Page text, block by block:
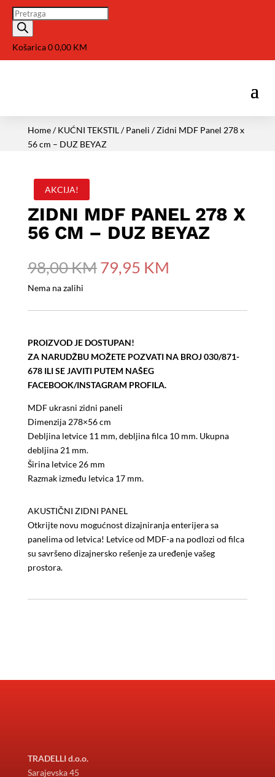
Pretraga
Košarica00,00 KM
Home/KUĆNI TEKSTIL/Paneli / Zidni MDF Panel 278 x
56 cm – DUZ BEYAZ
AKCIJA!
ZIDNI MDF PANEL 278 X
56 CM – DUZ BEYAZ
98,00KMIzvorna
cijena
je:
79,95 KM
79,95 KM.
Nema na zalihi
PROIZVOD JE DOSTUPAN!
ZA NARUDŽBU MOŽETE POZVATI NA BROJ 030/871-
678 ILI SE JAVITI PUTEM NAŠEG
FACEBOOK/INSTAGRAM PROFILA.
MDF ukrasni zidni paneli
Dimenzija 278×56 cm
Debljina letvice 11 mm, debljina filca 10 mm. Ukupna
debljina 21 mm.
Širina letvice 26 mm
Razmak između letvica 17 mm.
AKUSTIČNI ZIDNI PANEL
Otkrijte novu mogućnost dizajniranja enterijera sa
panelima od letvica! Letvice od MDF-a na podlozi od filca
su savršeno dizajnersko rešenje za uređenje vašeg
prostora.
TRADELLI d.o.o.
Sarajevska 45